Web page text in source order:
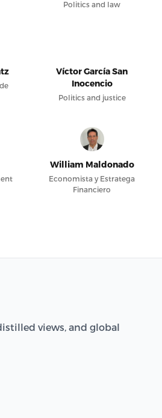
Politics and law
Víctor García San
Inocencio
Politics and justice
William Maldonado
Economista y Estratega
Financiero
views, and global